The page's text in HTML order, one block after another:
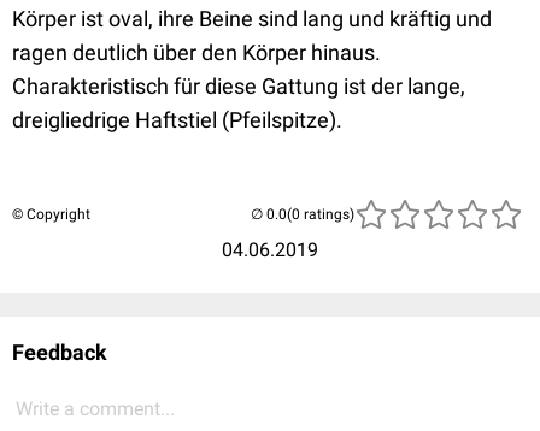
Körper ist oval, ihre Beine sind lang und kräftig und
ragen deutlich über den Körper hinaus.
Charakteristisch für diese Gattung ist der lange,
dreigliedrige Haftstiel (Pfeilspitze).
© Copyright
04.06.2019
(0 ratings)
Feedback
Write a comment...